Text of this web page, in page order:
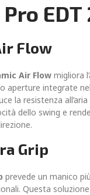
Flow
Air Flow migliora
aperture integrate
la resistenza
dello swing e
Grip
prevede un manico
Questa